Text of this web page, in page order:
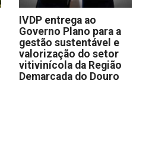
IVDP entrega ao
Governo Plano para a
gestão sustentável e
valorização do setor
vitivinícola da Região
Demarcada do Douro